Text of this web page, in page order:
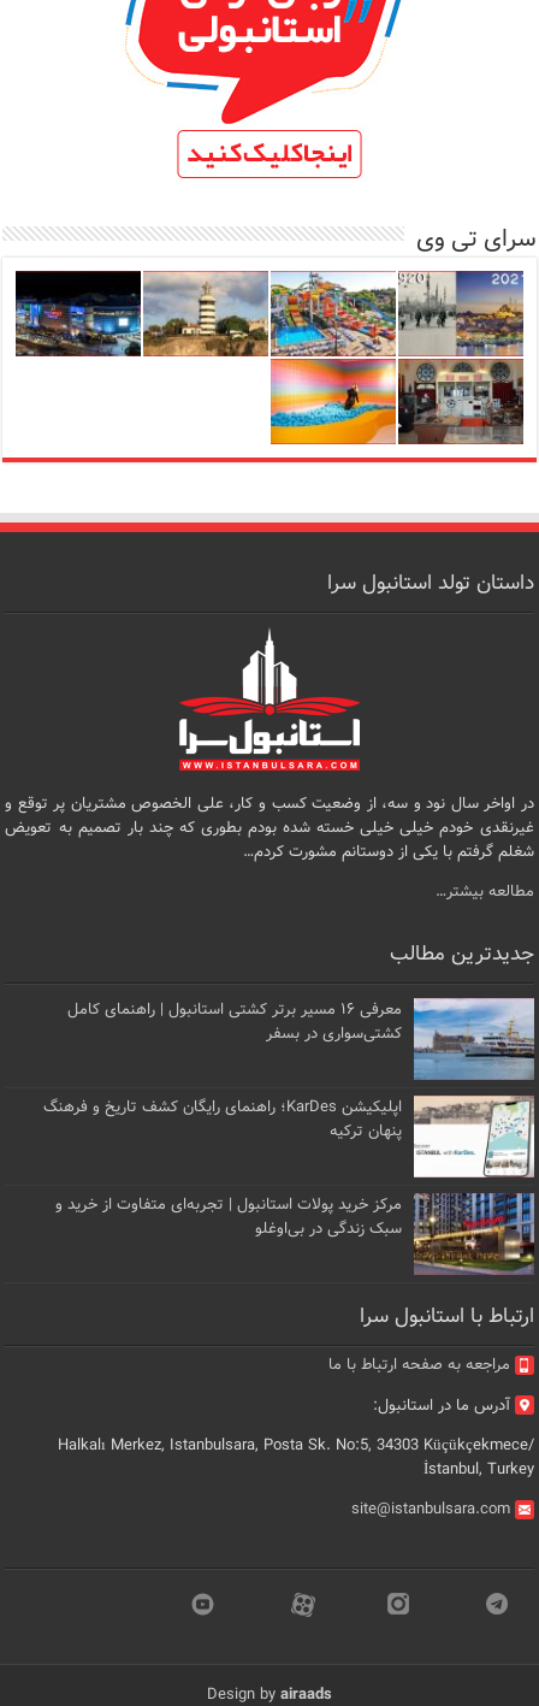
سرای تی وی
داستان تولد استانبول سرا
در اواخر سال نود و سه، از وضعیت کسب و کار، علی الخصوص مشتریان پر توقع و
غیرنقدی خودم خیلی خیلی خسته شده بودم بطوری که چند بار تصمیم به تعویض
شغلم گرفتم با یکی از دوستانم مشورت کردم…
مطالعه بیشتر…
جدیدترین مطالب
معرفی ۱۶ مسیر برتر کشتی استانبول | راهنمای کامل
کشتی‌سواری در بسفر
اپلیکیشن KarDes؛ راهنمای رایگان کشف تاریخ و فرهنگ
پنهان ترکیه
مرکز خرید پولات استانبول | تجربه‌ای متفاوت از خرید و
سبک زندگی در بی‌اوغلو
ارتباط با استانبول سرا
مراجعه به صفحه ارتباط با ما
آدرس ما در استانبول:
Halkalı Merkez, Istanbulsara, Posta Sk. No:5, 34303 Küçükçekmece/
İstanbul, Turkey
site@istanbulsara.com
Design byairaads